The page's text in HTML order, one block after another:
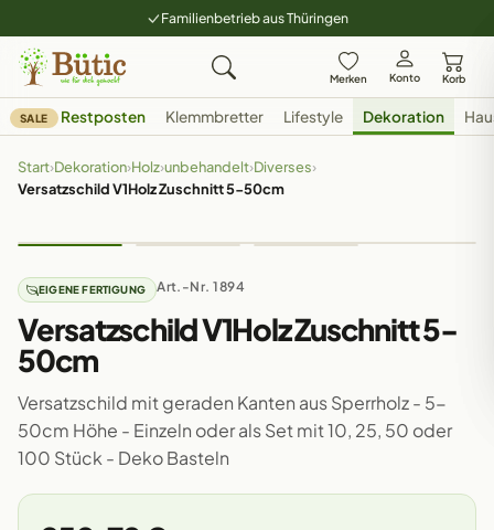
Familienbetrieb aus Thüringen
Merken Konto Korb
SALE Restposten Klemmbretter Lifestyle Dekoration
Start›Dekoration›Holz›unbehandelt›Diverses›
Versatzschild V1Holz Zuschnitt 5-50cm
EIGENE FERTIGUNG Art.-Nr. 1894
Versatzschild V1Holz Zuschnitt 5-
50cm
Versatzschild mit geraden Kanten aus Sperrholz - 5-
50cm Höhe - Einzeln oder als Set mit 10, 25, 50 oder
100 Stück - Deko Basteln